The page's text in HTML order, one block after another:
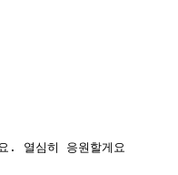
. 열심히 응원할게요